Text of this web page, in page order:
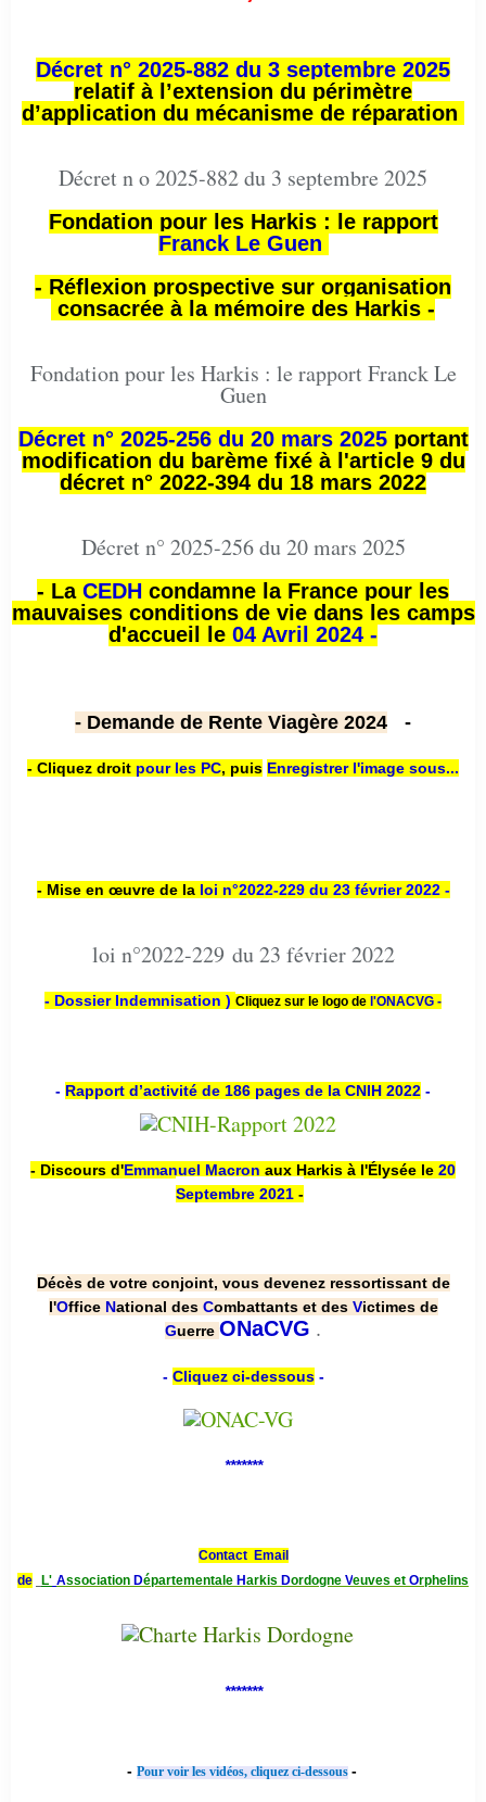
Décret n° 2025-882 du 3 septembre 2025
relatif à l’extension du périmètre
d’application du mécanisme de réparation
Décret n o 2025-882 du 3 septembre 2025
Fondation pour les Harkis : le rapport
Franck Le Guen
- Réflexion prospective sur organisation
consacrée à la mémoire des Harkis -
Fondation pour les Harkis : le rapport Franck Le
Guen
Décret n° 2025-256 du 20 mars 2025portant
modification du barème fixé à l'article 9 du
décret n° 2022-394 du 18 mars 2022
Décret n° 2025-256 du 20 mars 2025
- La CEDH condamne la France pour les
mauvaises conditions de vie dans les camps
d'accueil le 04 Avril 2024 -
- Demande de Rente Viagère 2024 -
- Cliquez droit pour les PC, puis Enregistrer l'image sous...
- Mise en œuvre de la loi n°2022-229 du 23 février 2022 -
loi n°2022-229 du 23 février 2022
- Dossier Indemnisation ) Cliquez sur le logo de l'ONACVG -
- Rapport d’activité de 186 pages de la CNIH 2022 -
- Discours d'Emmanuel Macron aux Harkis à l'Élysée le 20
Septembre 2021 -
Décès de votre conjoint, vous devenez ressortissant de
l'Office National des Combattants et des Victimes de
Guerre ONaCVG .
- Cliquez ci-dessous-
*******
Contact Email
de
L' Association Départementale Harkis Dordogne Veuves et Orphelins
*******
- Pour voir les vidéos, cliquez ci-dessous -